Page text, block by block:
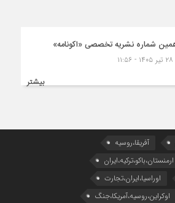
شماره نشریه تخصصی «اکونامه»
بیشتر
آفریقا،روسیه
ارمنستان،باکو،ترکیه،ایران
اوراسیا،ایران،تجارت
اوکراین،روسیه،آمریکا،جنگ